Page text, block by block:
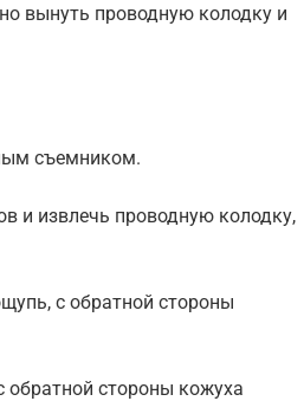
вынуть проводную колодку и
съемником.
и извлечь проводную колодку,
с обратной стороны
стороны кожуха